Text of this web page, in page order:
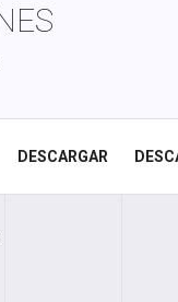
DESCARGAR